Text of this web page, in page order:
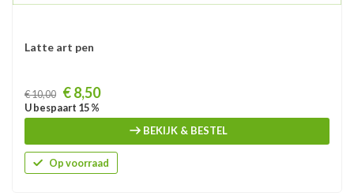
Latte art pen
Prijs
€ 10,00 € 8,50
U bespaart 15 %
BEKIJK & BESTEL
Op voorraad